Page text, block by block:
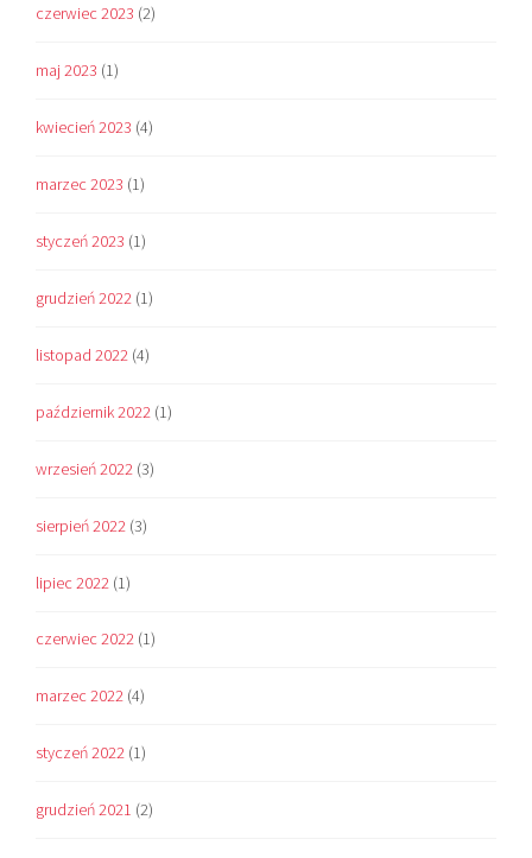
czerwiec 2023 (2)
maj 2023 (1)
kwiecień 2023 (4)
marzec 2023 (1)
styczeń 2023 (1)
grudzień 2022 (1)
listopad 2022 (4)
październik 2022 (1)
wrzesień 2022 (3)
sierpień 2022 (3)
lipiec 2022 (1)
czerwiec 2022 (1)
marzec 2022 (4)
styczeń 2022 (1)
grudzień 2021 (2)